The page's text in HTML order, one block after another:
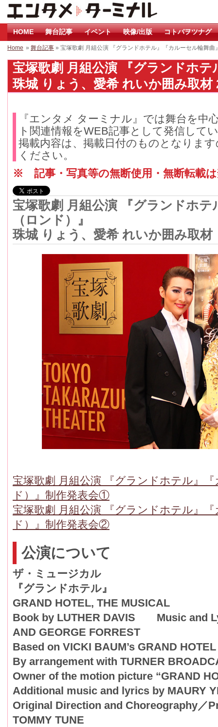
HOME 舞台記事 イベント 映像/出版 コトバヲツナグ
Home » 舞台記事 » 宝塚歌劇 月組公演 『グランドホテル』『カルーセル輪舞
宝塚歌劇 月組公演 『グランドホ
珠城 りょう、愛希 れいか囲み取材
『エンタメ ターミナル』では舞台を中
ト関連情報をWEB記事として発信して
掲載内容は、掲載日付のものとなりま
ください。
※ 記事・写真等の無断使用・無断転載
宝塚歌劇 月組公演 『グランドホ
（ロンド）』
珠城 りょう、愛希 れいか囲み取材
宝塚歌劇 月組公演 『グランドホテル』
ド）』制作発表会①
宝塚歌劇 月組公演 『グランドホテル』
ド）』制作発表会②
公演について
ザ・ミュージカル
『グランドホテル』
GRAND HOTEL, THE MUSICAL
Book by LUTHER DAVIS Music and
AND GEORGE FORREST
Based on VICKI BAUM’s GRAND HOTEL
By arrangement with TURNER
Owner of the motion picture “GRAND
Additional music and lyrics by MAURY
Original Direction and Choreography／
TOMMY TUNE